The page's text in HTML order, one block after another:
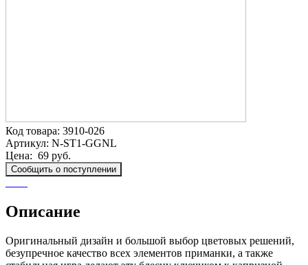
Код товара: 3910-026
Артикул: N-ST1-GGNL
Цена: 69 руб.
Сообщить о поступлении
Описание
Оригинальный дизайн и большой выбор цветовых решений,
безупречное качество всех элементов приманки, а также